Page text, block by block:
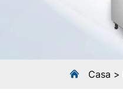
Casa